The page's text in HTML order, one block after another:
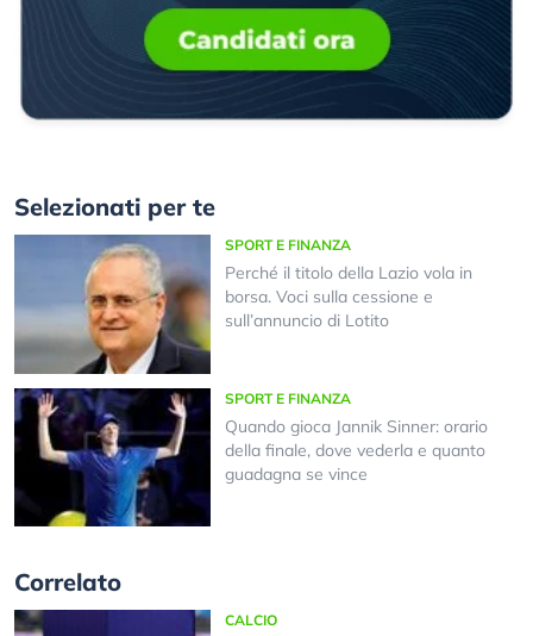
Selezionati per te
SPORT E FINANZA
Perché il titolo della Lazio vola in
borsa. Voci sulla cessione e
sull’annuncio di Lotito
SPORT E FINANZA
Quando gioca Jannik Sinner: orario
della finale, dove vederla e quanto
guadagna se vince
Correlato
CALCIO